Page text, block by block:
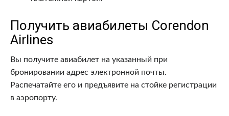
Получить авиабилеты Corendon
Airlines
Вы получите авиабилет на указанный при
бронировании адрес электронной почты.
Распечатайте его и предъявите на стойке регистрации
в аэропорту.